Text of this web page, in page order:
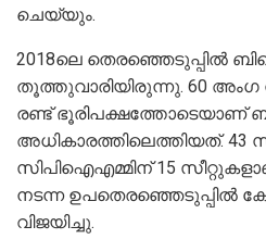
ചെയ്യും.
2018ലെ തെരഞ്ഞെടുപ്പില്‍
തൂത്തുവാരിയിരുന്നു. 60 അംഗ
രണ്ട് ഭൂരിപക്ഷത്തോടെയാണ്
അധികാരത്തിലെത്തിയത്. 43
സിപിഐഎമ്മിന് 15
നടന്ന ഉപതെരഞ്ഞെടുപ്പില്‍
വിജയിച്ചു.